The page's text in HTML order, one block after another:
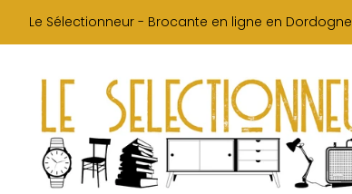
Le Sélectionneur - Brocante en ligne en Dordogne